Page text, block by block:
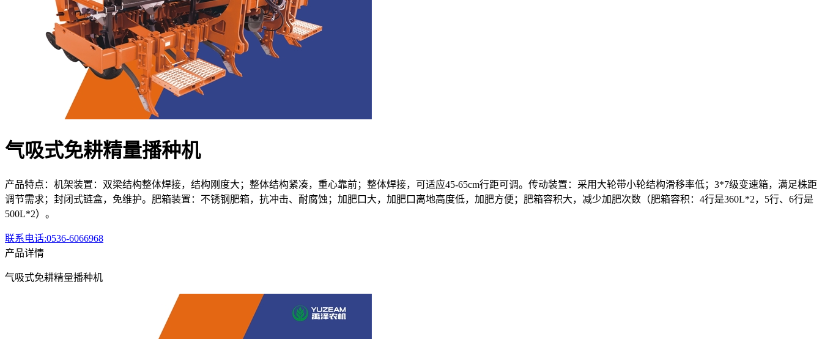
气吸式免耕精量播种机
产品特点：机架装置：双梁结构整体焊接，结构刚度大；整体结构紧凑，重心靠前；整体焊接，可适应45-65cm行距可调。传动装置：采用大轮带小轮结构滑移率低；3*7级变速箱，满足株距
调节需求；封闭式链盒，免维护。肥箱装置：不锈钢肥箱，抗冲击、耐腐蚀；加肥口大，加肥口离地高度低，加肥方便；肥箱容积大，减少加肥次数（肥箱容积：4行是360L*2，5行、6行是
500L*2）。
联系电话:0536-6066968
产品详情
气吸式免耕精量播种机